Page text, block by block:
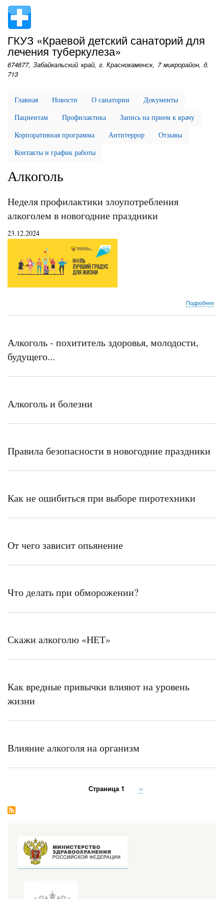
содержанию
ГКУЗ «Краевой детский санаторий для
лечения туберкулеза»
674677, Забайкальский край, г. Краснокаменск, 7 микрорайон, д.
713
Главная Новости О санатории
Документы
Пациентам
Профилактика
Запись на прием к врачу
Корпоративная программа
Антитеррор
Отзывы
Контакты и график работы
Алкоголь
Неделя профилактики злоупотребления
алкоголем в новогодние праздники
23.12.2024
Подробнеео
Алкоголь - похититель здоровья, молодости,
будущего...
Алкоголь и болезни
Правила безопасности в новогодние праздники
Как не ошибиться при выборе пиротехники
От чего зависит опьянение
Что делать при обморожении?
Скажи алкоголю «НЕТ»
Как вредные привычки влияют на уровень
жизни
Влияние алкоголя на организм
страниц
Страница 1
Следующая
››